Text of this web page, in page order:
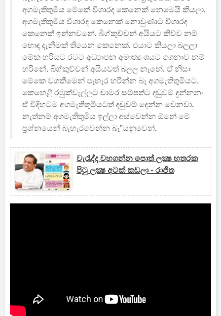
අගමැතිතුමිය මේකේ විශාරද කෙනෙක් නෙමෙයි කියලා.
අගමැතිතුමිය විශාරද කෙනෙක් නොවුණාට විශාරද
කෙනෙක් ඉන්නවනේ. බිග්කුච්චන් අයියට කිව්ව නම්
හොඳ දැනීමක් තියෙන කෙනෙක්. එයාට කියලා බලලා
මේක හරියට රටට අධ්‍යාපන අමාත්‍යංශයට ගෙනාව නම්
හරිනේ. බිග්කුච්චන් අයියවත් බලල නෑනේ. ඒ නිසා
මේකෙ වගකීමෙන් පැහැර හරින්න බෑ අගමැතිතුමියට.
කෙහෙළි රඹුක්වැල්ලට චාමර සම්පත්ට දඬුවම් දුන්නනං
ඒ විදිහටම අගමැතිතුමියටත් දඩුවම් දෙන්න වෙනවා.
නැත්නම් අගමැතිතුමිය ඉල්ලා අස්වෙන්න ඕනේ මේ
ප්‍රශ්නයෙන් බැහැරවෙන්න බෑ"යනුවෙන්.
වැරැද්ද වහගන්න පොත් ලක්‍ෂ හතරක
පිටු ලක්‍ෂ අටක් කඩලා - රාජිත